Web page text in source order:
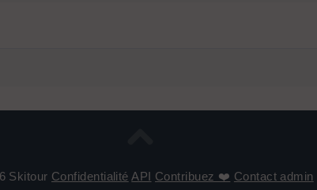
Skitour Confidentialité API Contribuez ❤️ Contact admin